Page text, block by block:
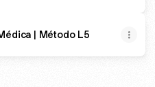
| Método L5